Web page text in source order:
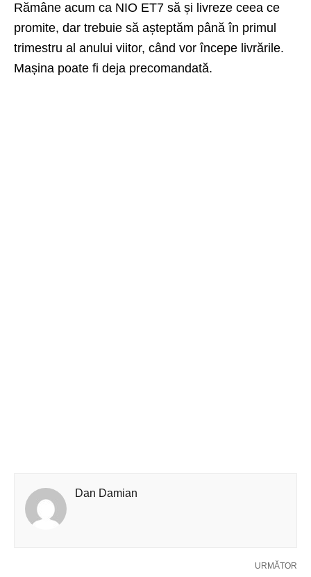
Rămâne acum ca NIO ET7 să și livreze ceea ce
promite, dar trebuie să așteptăm până în primul
trimestru al anului viitor, când vor începe livrările.
Mașina poate fi deja precomandată.
Dan Damian
URMĂTOR